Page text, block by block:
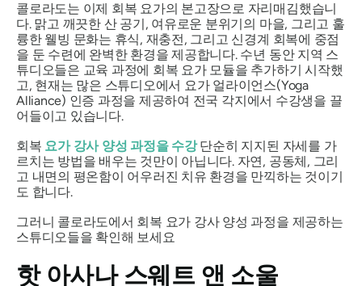
콜로라도는 이제 회복 요가의 본고장으로 자리매김했습니
다. 맑고 깨끗한 산 공기, 여유로운 분위기의 마을, 그리고 훌
륭한 웰빙 문화는 휴식, 재충전, 그리고 신경계 회복에 중점
을 둔 수련에 완벽한 환경을 제공합니다. 수년 동안 지역 스
튜디오들은 교육 과정에 회복 요가 모듈을 추가하기 시작했
고, 현재는 많은 스튜디오에서 요가 얼라이언스(Yoga
Alliance) 인증 과정을 제공하여 전국 각지에서 수강생을 끌
어들이고 있습니다.
회복 요가 강사 양성 과정을 수강단순히 지지된 자세를 가
르치는 방법을 배우는 것만이 아닙니다. 자연, 공동체, 그리
고 내면의 평온함이 어우러진 치유 환경을 만끽하는 것이기
도 합니다.
그러니 콜로라도에서 회복 요가 강사 양성 과정을 제공하는
스튜디오들을 확인해 보세요
핫 아사나 스웨트 앤 소울